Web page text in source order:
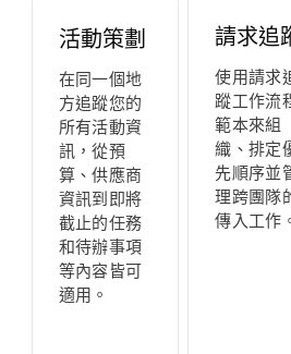
活動策劃
在同一個地
方追蹤您的
所有活動資
訊，從預
算、供應商
資訊到即將
截止的任務
和待辦事項
等內容皆可
適用。
請求追
使用請求
蹤工作流
範本來組
織、排定
先順序並
理跨團隊
傳入工作